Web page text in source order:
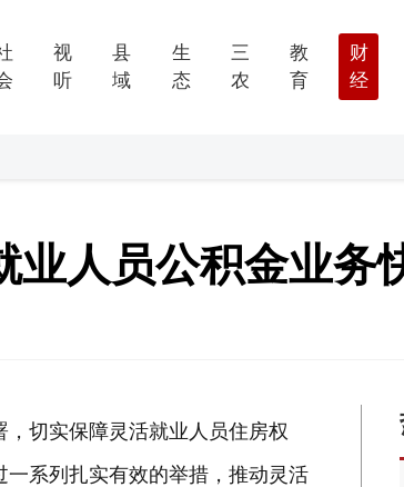
视
听
县
域
生
态
三
农
教
育
财
经
业人员公积金业务
切实保障灵活就业人员住房权
系列扎实有效的举措，推动灵活